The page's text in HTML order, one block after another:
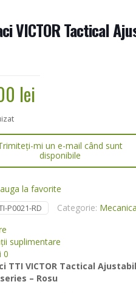
VICTOR Tactical
lei
mi un e-mail când sunt
disponibile
la favorite
P0021-RD Categorie: Mecanica
suplimentare
0
TTI VICTOR Tactical
series – Rosu